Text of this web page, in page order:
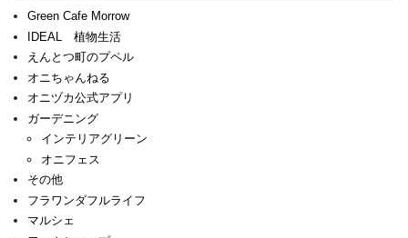
Green Cafe Morrow
IDEAL 植物生活
えんとつ町のプペル
オニちゃんねる
オニヅカ公式アプリ
ガーデニング
インテリアグリーン
オニフェス
その他
フラワンダフルライフ
マルシェ